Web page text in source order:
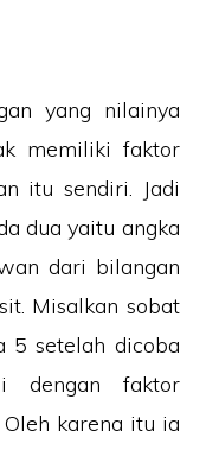
yang nilainya
memiliki faktor
itu sendiri. Jadi
dua yaitu angka
dari bilangan
Misalkan sobat
5 setelah dicoba
dengan faktor
karena itu ia